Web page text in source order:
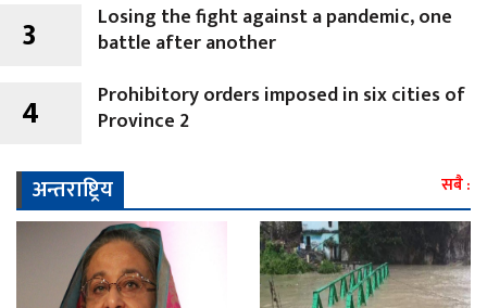
3
Losing the fight against a pandemic, one
battle after another
4
Prohibitory orders imposed in six cities of
Province 2
अन्तराष्ट्रिय सबै :